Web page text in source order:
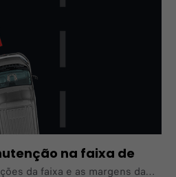
na faixa de
da faixa e as margens da